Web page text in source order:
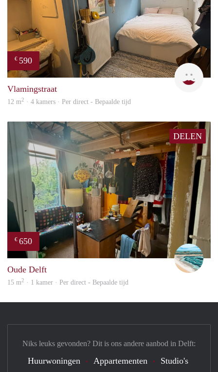
€ 590
Kyra
Vlamingstraat
12 m2 · 4 kamers · Per direct - Bepaalde tijd
DELEN
€ 650
Oude Delft
15 m2 · 1 kamer · Per direct - Bepaalde tijd
Niks leuks gevonden? Dit is ons andere aanbod in Delft:
Huurwoningen Appartementen Studio's